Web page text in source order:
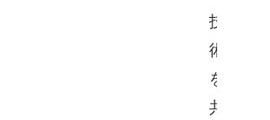
技
術
を
共